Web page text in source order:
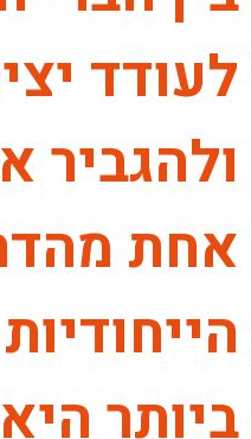
לעודד
ולהגביר
אחת
ביותר